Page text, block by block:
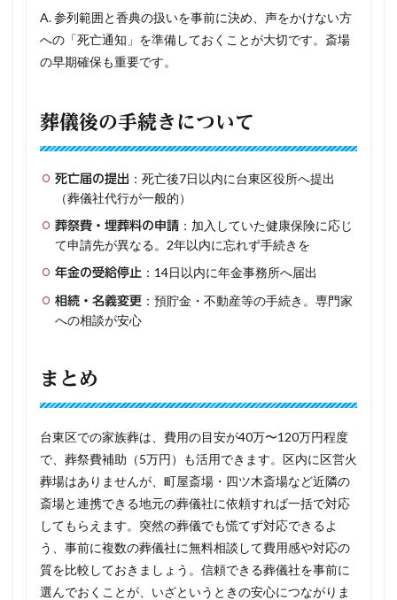
A. 参列範囲と香典の扱いを事前に決め、声をかけない方
への「死亡通知」を準備しておくことが大切です。斎場
の早期確保も重要です。
葬儀後の手続きについて
死亡届の提出 ：死亡後7日以内に台東区役所へ提出
（葬儀社代行が一般的）
葬祭費・埋葬料の申請 ：加入していた健康保険に応じ
て申請先が異なる。2年以内に忘れず手続きを
年金の受給停止 ：14日以内に年金事務所へ届出
相続・名義変更 ：預貯金・不動産等の手続き。専門家
への相談が安心
まとめ
台東区での家族葬は、費用の目安が40万〜120万円程度
で、葬祭費補助（5万円）も活用できます。区内に区営火
葬場はありませんが、町屋斎場・四ツ木斎場など近隣の
斎場と連携できる地元の葬儀社に依頼すれば一括で対応
してもらえます。突然の葬儀でも慌てず対応できるよ
う、事前に複数の葬儀社に無料相談して費用感や対応の
質を比較しておきましょう。信頼できる葬儀社を事前に
選んでおくことが、いざというときの安心につながりま